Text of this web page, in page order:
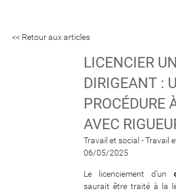
<< Retour aux articles
LICENCIER
DIRIGEANT :
PROCÉDURE
AVEC
Travail et social - Travail
06/05/2025
Le licenciement d’un
saurait être traité à la